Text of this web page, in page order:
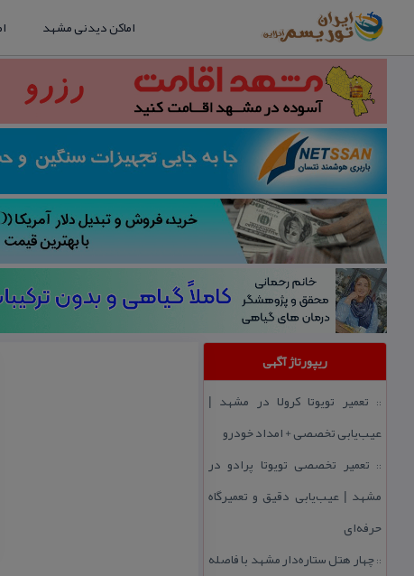
اماکن دیدنی مشهد
ریپورتاژ آگهی
:: تعمیر تویوتا كرولا در مشهد |
عیب‌یابی تخصصی + امداد خودرو
:: تعمیر تخصصی تویوتا پرادو در
مشهد | عیب‌یابی دقیق و تعمیرگاه
حرفه‌ای
::چهار هتل‌ ستاره‌دار مشهد با فاصله